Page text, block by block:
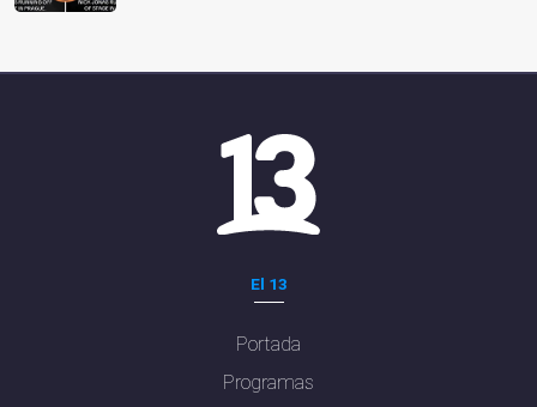
El 13
Portada
Programas